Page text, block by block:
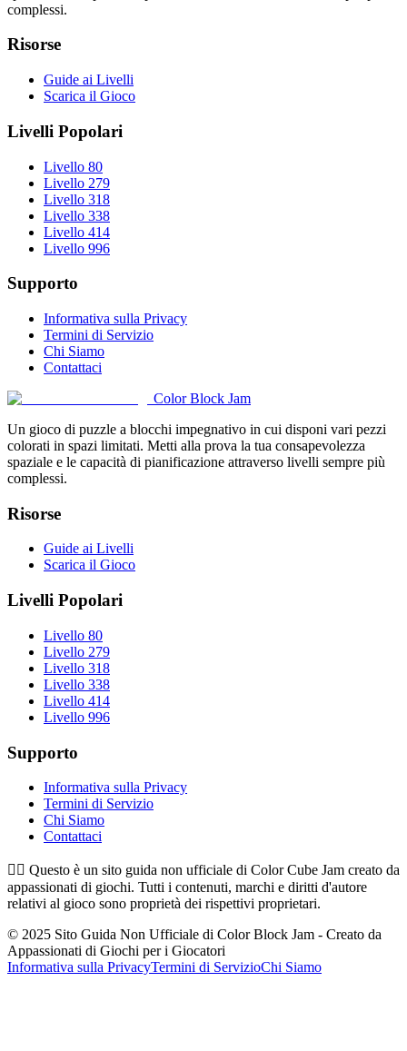
complessi.
Risorse
Guide ai Livelli
Scarica il Gioco
Livelli Popolari
Livello 80
Livello 279
Livello 318
Livello 338
Livello 414
Livello 996
Supporto
Informativa sulla Privacy
Termini di Servizio
Chi Siamo
Contattaci
Color Block Jam
Un gioco di puzzle a blocchi impegnativo in cui disponi vari pezzi
colorati in spazi limitati. Metti alla prova la tua consapevolezza
spaziale e le capacità di pianificazione attraverso livelli sempre più
complessi.
Risorse
Guide ai Livelli
Scarica il Gioco
Livelli Popolari
Livello 80
Livello 279
Livello 318
Livello 338
Livello 414
Livello 996
Supporto
Informativa sulla Privacy
Termini di Servizio
Chi Siamo
Contattaci
👉🏻 Questo è un sito guida non ufficiale di Color Cube Jam creato da
appassionati di giochi. Tutti i contenuti, marchi e diritti d'autore
relativi al gioco sono proprietà dei rispettivi proprietari.
© 2025 Sito Guida Non Ufficiale di Color Block Jam - Creato da
Appassionati di Giochi per i Giocatori
Informativa sulla PrivacyTermini di ServizioChi Siamo